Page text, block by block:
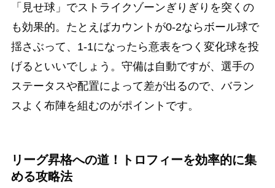
「見せ球」でストライクゾーンぎりぎりを突くの
も効果的。たとえばカウントが0-2ならボール球で
揺さぶって、1-1になったら意表をつく変化球を投
げるといいでしょう。守備は自動ですが、選手の
ステータスや配置によって差が出るので、バラン
スよく布陣を組むのがポイントです。
リーグ昇格への道！トロフィーを効率的に集
める攻略法